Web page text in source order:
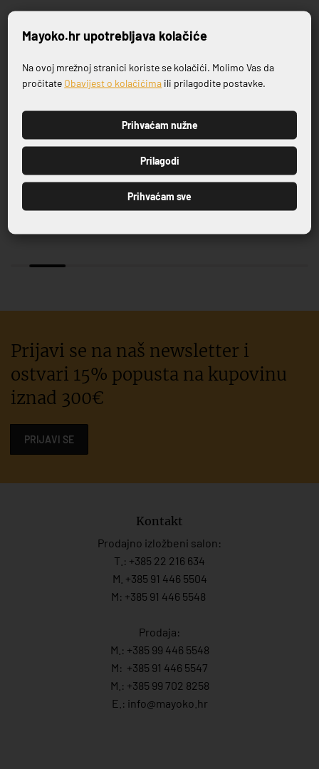
Povezani proizvodi
ČAŠA SHADE WHISKY 350 CC
ČAŠA TIMELESS COMBO CL37
Prijavi se na naš newsletter i
ostvari 15% popusta na kupovinu
iznad 300€
PRIJAVI SE
Kontakt
Prodajno izložbeni salon:
T.: +385 22 216 634
M. +385 91 446 5504
M: +385 91 446 5548
Prodaja:
M.: +385 99 446 5548
M: +385 91 446 5547
M.: +385 99 702 8258
E.: info@mayoko. hr
Prijavite se na naš newsletter
PRIJAVI SE
Mayoko.hr upotrebljava kolačiće
Na ovoj mrežnoj stranici koriste se kolačići. Molimo Vas da
pročitate Obavijest o kolačićima ili prilagodite postavke.
Prihvaćam nužne
Prilagodi
Prihvaćam sve